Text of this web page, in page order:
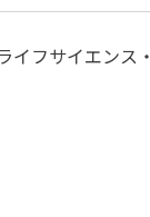
イフサイエンス